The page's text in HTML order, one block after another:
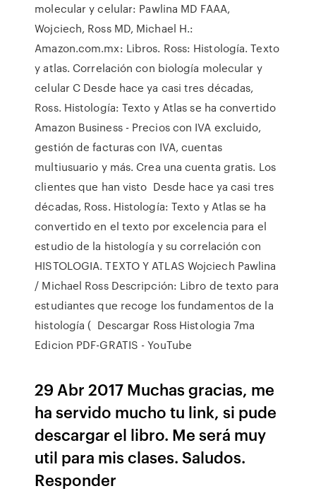
molecular y celular: Pawlina MD FAAA,
Wojciech, Ross MD, Michael H.:
Amazon.com.mx: Libros. Ross: Histología. Texto
y atlas. Correlación con biología molecular y
celular C Desde hace ya casi tres décadas,
Ross. Histología: Texto y Atlas se ha convertido
Amazon Business - Precios con IVA excluido,
gestión de facturas con IVA, cuentas
multiusuario y más. Crea una cuenta gratis. Los
clientes que han visto Desde hace ya casi tres
décadas, Ross. Histología: Texto y Atlas se ha
convertido en el texto por excelencia para el
estudio de la histología y su correlación con
HISTOLOGIA. TEXTO Y ATLAS Wojciech Pawlina
/ Michael Ross Descripción: Libro de texto para
estudiantes que recoge los fundamentos de la
histología ( Descargar Ross Histologia 7ma
Edicion PDF-GRATIS - YouTube
29 Abr 2017 Muchas gracias, me
ha servido mucho tu link, si pude
descargar el libro. Me será muy
util para mis clases. Saludos.
Responder